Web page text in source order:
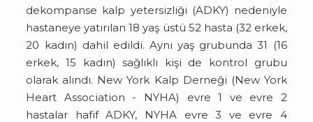
dekompanse kalp yetersizliği (ADKY) nedeniyle
hastaneye yatırılan 18 yaş üstü 52 hasta (32 erkek,
20 kadın) dahil edildi. Aynı yaş grubunda 31 (16
erkek, 15 kadın) sağlıklı kişi de kontrol grubu
olarak alındı. New York Kalp Derneği (New York
Heart Association - NYHA) evre 1 ve evre 2
hastalar hafif ADKY, NYHA evre 3 ve evre 4